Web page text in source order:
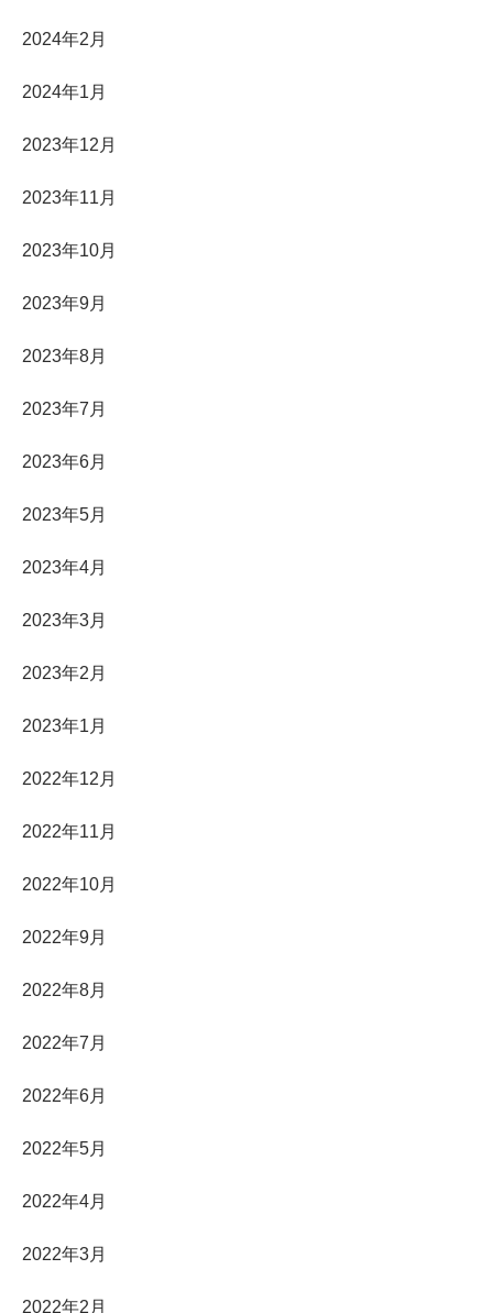
2024年2月
2024年1月
2023年12月
2023年11月
2023年10月
2023年9月
2023年8月
2023年7月
2023年6月
2023年5月
2023年4月
2023年3月
2023年2月
2023年1月
2022年12月
2022年11月
2022年10月
2022年9月
2022年8月
2022年7月
2022年6月
2022年5月
2022年4月
2022年3月
2022年2月